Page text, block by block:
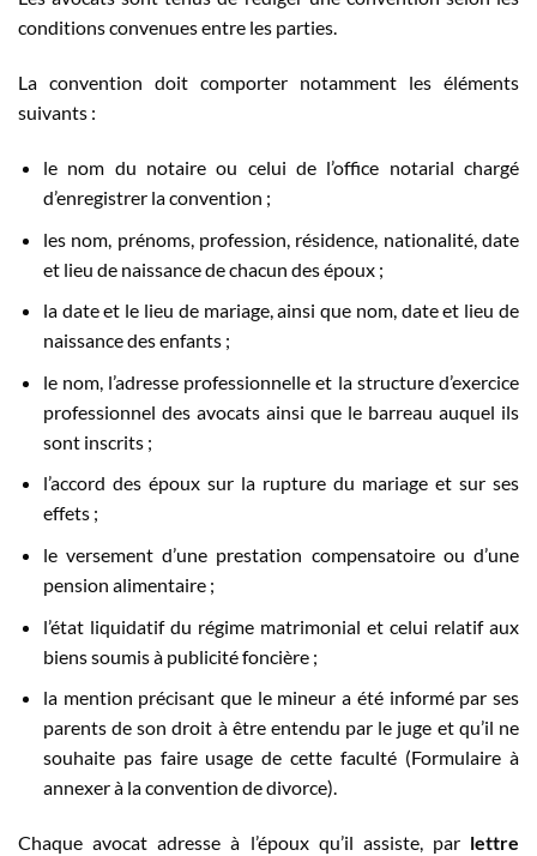
conditions convenues entre les parties.
La convention doit comporter notamment les éléments
suivants :
le nom du notaire ou celui de l’office notarial chargé
d’enregistrer la convention ;
les nom, prénoms, profession, résidence, nationalité, date
et lieu de naissance de chacun des époux ;
la date et le lieu de mariage, ainsi que nom, date et lieu de
naissance des enfants ;
le nom, l’adresse professionnelle et la structure d’exercice
professionnel des avocats ainsi que le barreau auquel ils
sont inscrits ;
l’accord des époux sur la rupture du mariage et sur ses
effets ;
le versement d’une prestation compensatoire ou d’une
pension alimentaire ;
l’état liquidatif du régime matrimonial et celui relatif aux
biens soumis à publicité foncière ;
la mention précisant que le mineur a été informé par ses
parents de son droit à être entendu par le juge et qu’il ne
souhaite pas faire usage de cette faculté (Formulaire à
annexer à la convention de divorce).
Chaque avocat adresse à l’époux qu’il assiste, par lettre